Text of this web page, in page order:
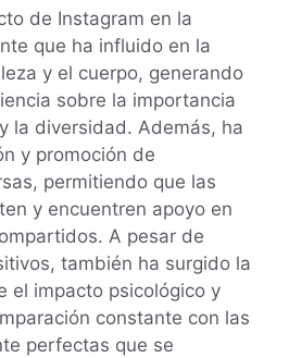
de Instagram en la
que ha influido en la
y el cuerpo, generando
sobre la importancia
la diversidad. Además, ha
y promoción de
permitiendo que las
y encuentren apoyo en
A pesar de
también ha surgido la
el impacto psicológico y
constante con las
perfectas que se